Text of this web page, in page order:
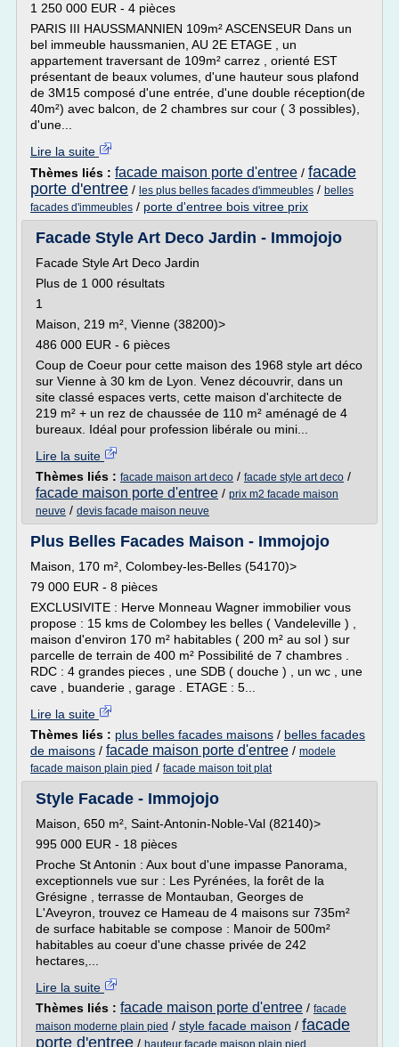
1 250 000 EUR - 4 pièces
PARIS III HAUSSMANNIEN 109m² ASCENSEUR Dans un
bel immeuble haussmanien, AU 2E ETAGE , un
appartement traversant de 109m² carrez , orienté EST
présentant de beaux volumes, d'une hauteur sous plafond
de 3M15 composé d'une entrée, d'une double réception(de
40m²) avec balcon, de 2 chambres sur cour ( 3 possibles),
d'une...
Lire la suite
Thèmes liés : facade maison porte d'entree / facade
porte d'entree / les plus belles facades d'immeubles / belles
facades d'immeubles / porte d'entree bois vitree prix
Facade Style Art Deco Jardin - Immojojo
Facade Style Art Deco Jardin
Plus de 1 000 résultats
1
Maison, 219 m², Vienne (38200)>
486 000 EUR - 6 pièces
Coup de Coeur pour cette maison des 1968 style art déco
sur Vienne à 30 km de Lyon. Venez découvrir, dans un
site classé espaces verts, cette maison d'architecte de
219 m² + un rez de chaussée de 110 m² aménagé de 4
bureaux. Idéal pour profession libérale ou mini...
Lire la suite
Thèmes liés : facade maison art deco / facade style art deco /
facade maison porte d'entree / prix m2 facade maison
neuve / devis facade maison neuve
Plus Belles Facades Maison - Immojojo
Maison, 170 m², Colombey-les-Belles (54170)>
79 000 EUR - 8 pièces
EXCLUSIVITE : Herve Monneau Wagner immobilier vous
propose : 15 kms de Colombey les belles ( Vandeleville ) ,
maison d'environ 170 m² habitables ( 200 m² au sol ) sur
parcelle de terrain de 400 m² Possibilité de 7 chambres .
RDC : 4 grandes pieces , une SDB ( douche ) , un wc , une
cave , buanderie , garage . ETAGE : 5...
Lire la suite
Thèmes liés : plus belles facades maisons / belles facades
de maisons / facade maison porte d'entree / modele
facade maison plain pied / facade maison toit plat
Style Facade - Immojojo
Maison, 650 m², Saint-Antonin-Noble-Val (82140)>
995 000 EUR - 18 pièces
Proche St Antonin : Aux bout d'une impasse Panorama,
exceptionnels vue sur : Les Pyrénées, la forêt de la
Grésigne , terrasse de Montauban, Georges de
L'Aveyron, trouvez ce Hameau de 4 maisons sur 735m²
de surface habitable se compose : Manoir de 500m²
habitables au coeur d'une chasse privée de 242
hectares,...
Lire la suite
Thèmes liés : facade maison porte d'entree / facade
maison moderne plain pied / style facade maison / facade
porte d'entree / hauteur facade maison plain pied